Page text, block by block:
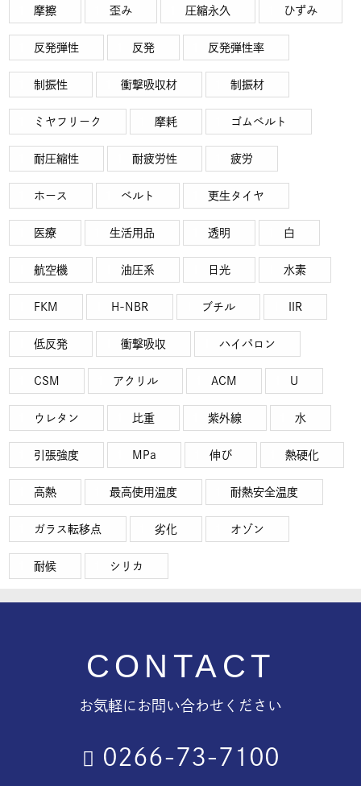
摩擦 歪み 圧縮永久 ひずみ
反発弾性 反発 反発弾性率
制振性 衝撃吸収材 制振材
ミヤフリーク 摩耗 ゴムベルト
耐圧縮性 耐疲労性 疲労
ホース ベルト 更生タイヤ
医療 生活用品 透明 白
航空機 油圧系 日光 水素
FKM H-NBR ブチル IIR
低反発 衝撃吸収 ハイパロン
CSM アクリル ACM U
ウレタン 比重 紫外線 水
引張強度 MPa 伸び 熱硬化
高熱 最高使用温度 耐熱安全温度
ガラス転移点 劣化 オゾン
耐候 シリカ
CONTACT
お気軽にお問い合わせください
0266-73-7100